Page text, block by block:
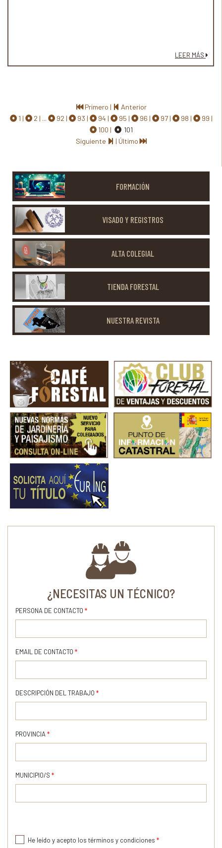
LEER MÁS
Primero |
Anterior
1
2 ... 92 93 94 95 96 97 98
99
100
101
Siguiente
| Último
FORMACIÓN
VISADO Y REGISTROS
ALTA COLEGIAL
TIENDA FORESTAL
NUESTRA REVISTA
¿NECESITAS UN TÉCNICO?
PERSONA DE CONTACTO *
EMAIL DE CONTACTO *
DESCRIPCIÓN DEL TRABAJO *
PROVINCIA *
MUNICIPIO/S *
He leído y acepto los términos y condiciones *